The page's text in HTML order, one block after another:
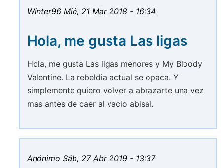
Winter96 Mié, 21 Mar 2018 - 16:34
Hola, me gusta Las ligas
Hola, me gusta Las ligas menores y My Bloody
Valentine. La rebeldia actual se opaca. Y
simplemente quiero volver a abrazarte una vez
mas antes de caer al vacio abisal.
Anónimo Sáb, 27 Abr 2019 - 13:37